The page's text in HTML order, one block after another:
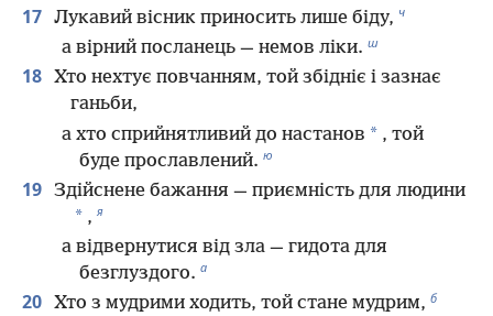
17 Лукавий вісник приносить лише біду, ч
а вірний посланець — немов ліки. ш
18 Хто нехтує повчанням, той збідніє і зазнає
ганьби,
а хто сприйнятливий до настанов * , той
буде прославлений. ю
19 Здійснене бажання — приємність для людини
* , я
а відвернутися від зла — гидота для
безглуздого. а
20 Хто з мудрими ходить, той стане мудрим, б